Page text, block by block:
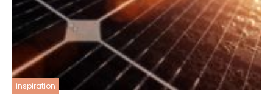
inspiration